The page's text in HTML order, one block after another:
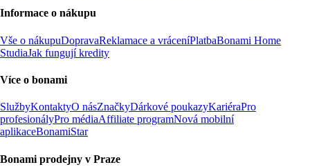
Informace o nákupu
Vše o nákupuDopravaReklamace a vráceníPlatbaBonami Home
StudiaJak fungují kredity
Více o bonami
SlužbyKontaktyO násZnačkyDárkové poukazyKariéraPro
profesionályPro médiaAffiliate programNová mobilní
aplikaceBonamiStar
Bonami prodejny v Praze